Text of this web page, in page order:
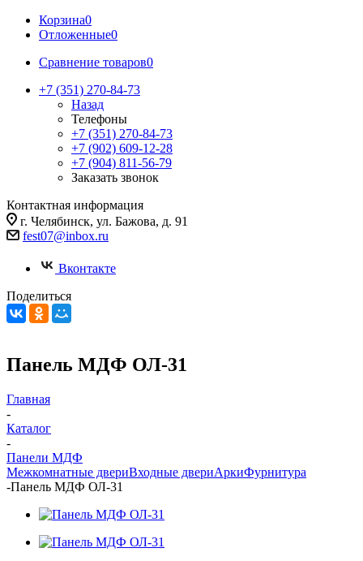
Корзина0
Отложенные0
Сравнение товаров0
+7 (351) 270-84-73
Назад
Телефоны
+7 (351) 270-84-73
+7 (902) 609-12-28
+7 (904) 811-56-79
Заказать звонок
Контактная информация
г. Челябинск, ул. Бажова, д. 91
fest07@inbox.ru
Вконтакте
Поделиться
Панель МДФ ОЛ-31
Главная
-
Каталог
-
Панели МДФ
Межкомнатные двериВходные двериАркиФурнитура
-Панель МДФ ОЛ-31